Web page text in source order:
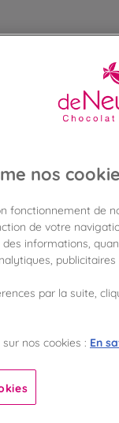
nos
fonctionnement de
de votre
informations,
par la suite,
nos cookies : En